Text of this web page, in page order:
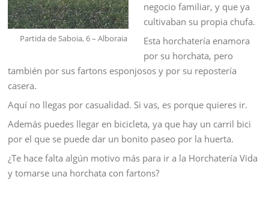
Partida de Saboia, 6 – Alboraia
negocio familiar, y que ya
cultivaban su propia chufa.
Esta horchatería enamora
por su horchata, pero
también por sus fartons esponjosos y por su repostería
casera.
Aquí no llegas por casualidad. Si vas, es porque quieres ir.
Además puedes llegar en bicicleta, ya que hay un carril bici
por el que se puede dar un bonito paseo por la huerta.
¿Te hace falta algún motivo más para ir a la Horchatería Vida
y tomarse una horchata con fartons?